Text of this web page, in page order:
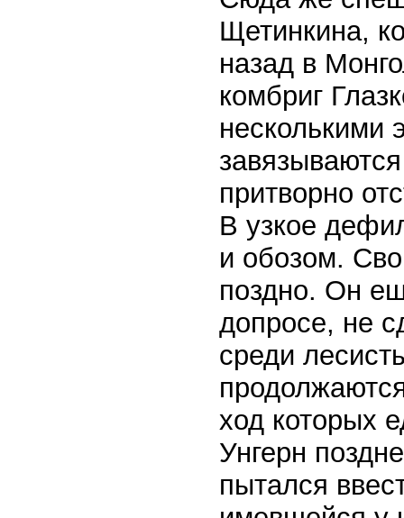
Щетинкина,
назад в
комбриг
несколькими
притворно
В узкое
и обозом.
поздно. Он
допросе, не
среди
ход которых
Унгерн
пытался